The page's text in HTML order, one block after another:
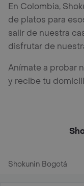
En Colombia,
de platos para
salir de nuestra
disfrutar de
Anímate a probar
y recibe tu
Shokunin Bogotá